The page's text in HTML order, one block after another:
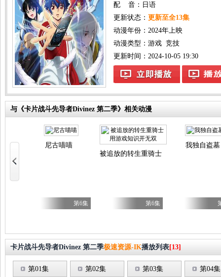
配 音：日语
更新状态： 更新至全13集
动漫年份： 2024年上映
动漫类型： 游戏 竞技
更新时间：2024-10-05 19:30
与《卡片战斗先导者Divinez 第二季》相关动漫
尼古喵喵
第6集
被追放的转生重骑士用游戏知识开无双
第6集
我独自盗墓
卡片战斗先导者Divinez 第二季极速资源-IK播放列表[13]
第01集 第02集 第03集 第04集